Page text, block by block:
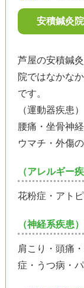
安積鍼灸
芦屋の安積鍼
院ではなかな
です。
（運動器疾患）
腰痛・坐骨神
ウマチ・外傷
（アレルギー疾
花粉症・アト
（神経系疾患）
肩こり・頭痛
症・うつ病・